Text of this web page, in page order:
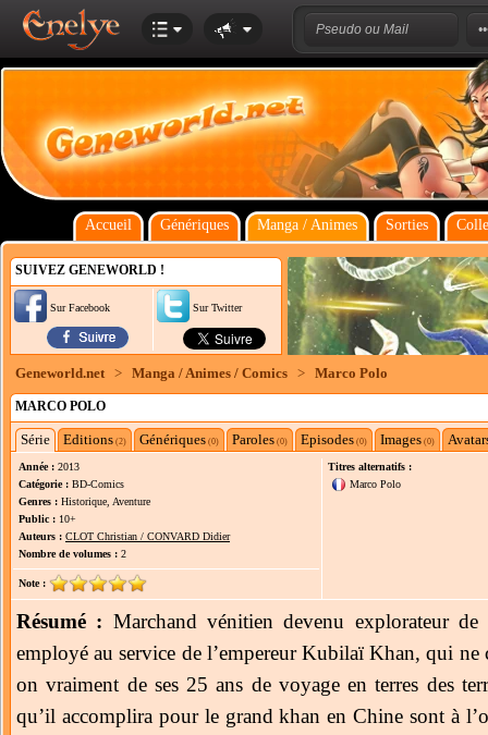
Accueil Génériques Manga / Animes Sorties
SUIVEZ GENEWORLD !
Sur Facebook Sur Twitter
Geneworld.net > Manga / Animes / Comics > Marco Polo
MARCO POLO
Série Editions (2) Génériques (0) Paroles (0) Episodes (0) Images (0)
Année : 2013
Catégorie : BD-Comics
Genres : Historique, Aventure
Public : 10+
Auteurs : CLOT Christian / CONVARD Didier
Nombre de volumes : 2
Note :
Titres alternatifs :
Marco Polo
Résumé : Marchand vénitien devenu explorateur
employé au service de l’empereur Kubilaï Khan, qui
on vraiment de ses 25 ans de voyage en terres des
qu’il accomplira pour le grand khan en Chine sont à